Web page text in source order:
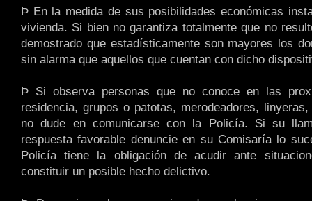
Þ En la medida de sus posibilidades económicas
vivienda. Si bien no garantiza totalmente que no
demostrado que estadísticamente son mayores los
sin alarma que aquellos que cuentan con dicho
Þ Si observa personas que no conoce en las
residencia, grupos o patotas, merodeadores,
no dude en comunicarse con la Policía. Si su
respuesta favorable denuncie en su Comisaría lo
Policía tiene la obligación de acudir ante
constituir un posible hecho delictivo.